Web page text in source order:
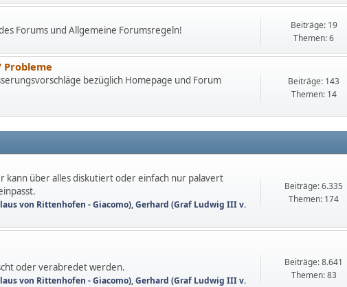
Forums und Allgemeine Forumsregeln!
Beiträge: 19
Themen: 6
Probleme
bezüglich Homepage und Forum
Beiträge: 143
Themen: 14
kann über alles diskutiert oder einfach nur palavert
von Rittenhofen - Giacomo),Gerhard (Graf Ludwig III v.
Beiträge: 6.335
Themen: 174
oder verabredet werden.
von Rittenhofen - Giacomo),Gerhard (Graf Ludwig III v.
Beiträge: 8.641
Themen: 83